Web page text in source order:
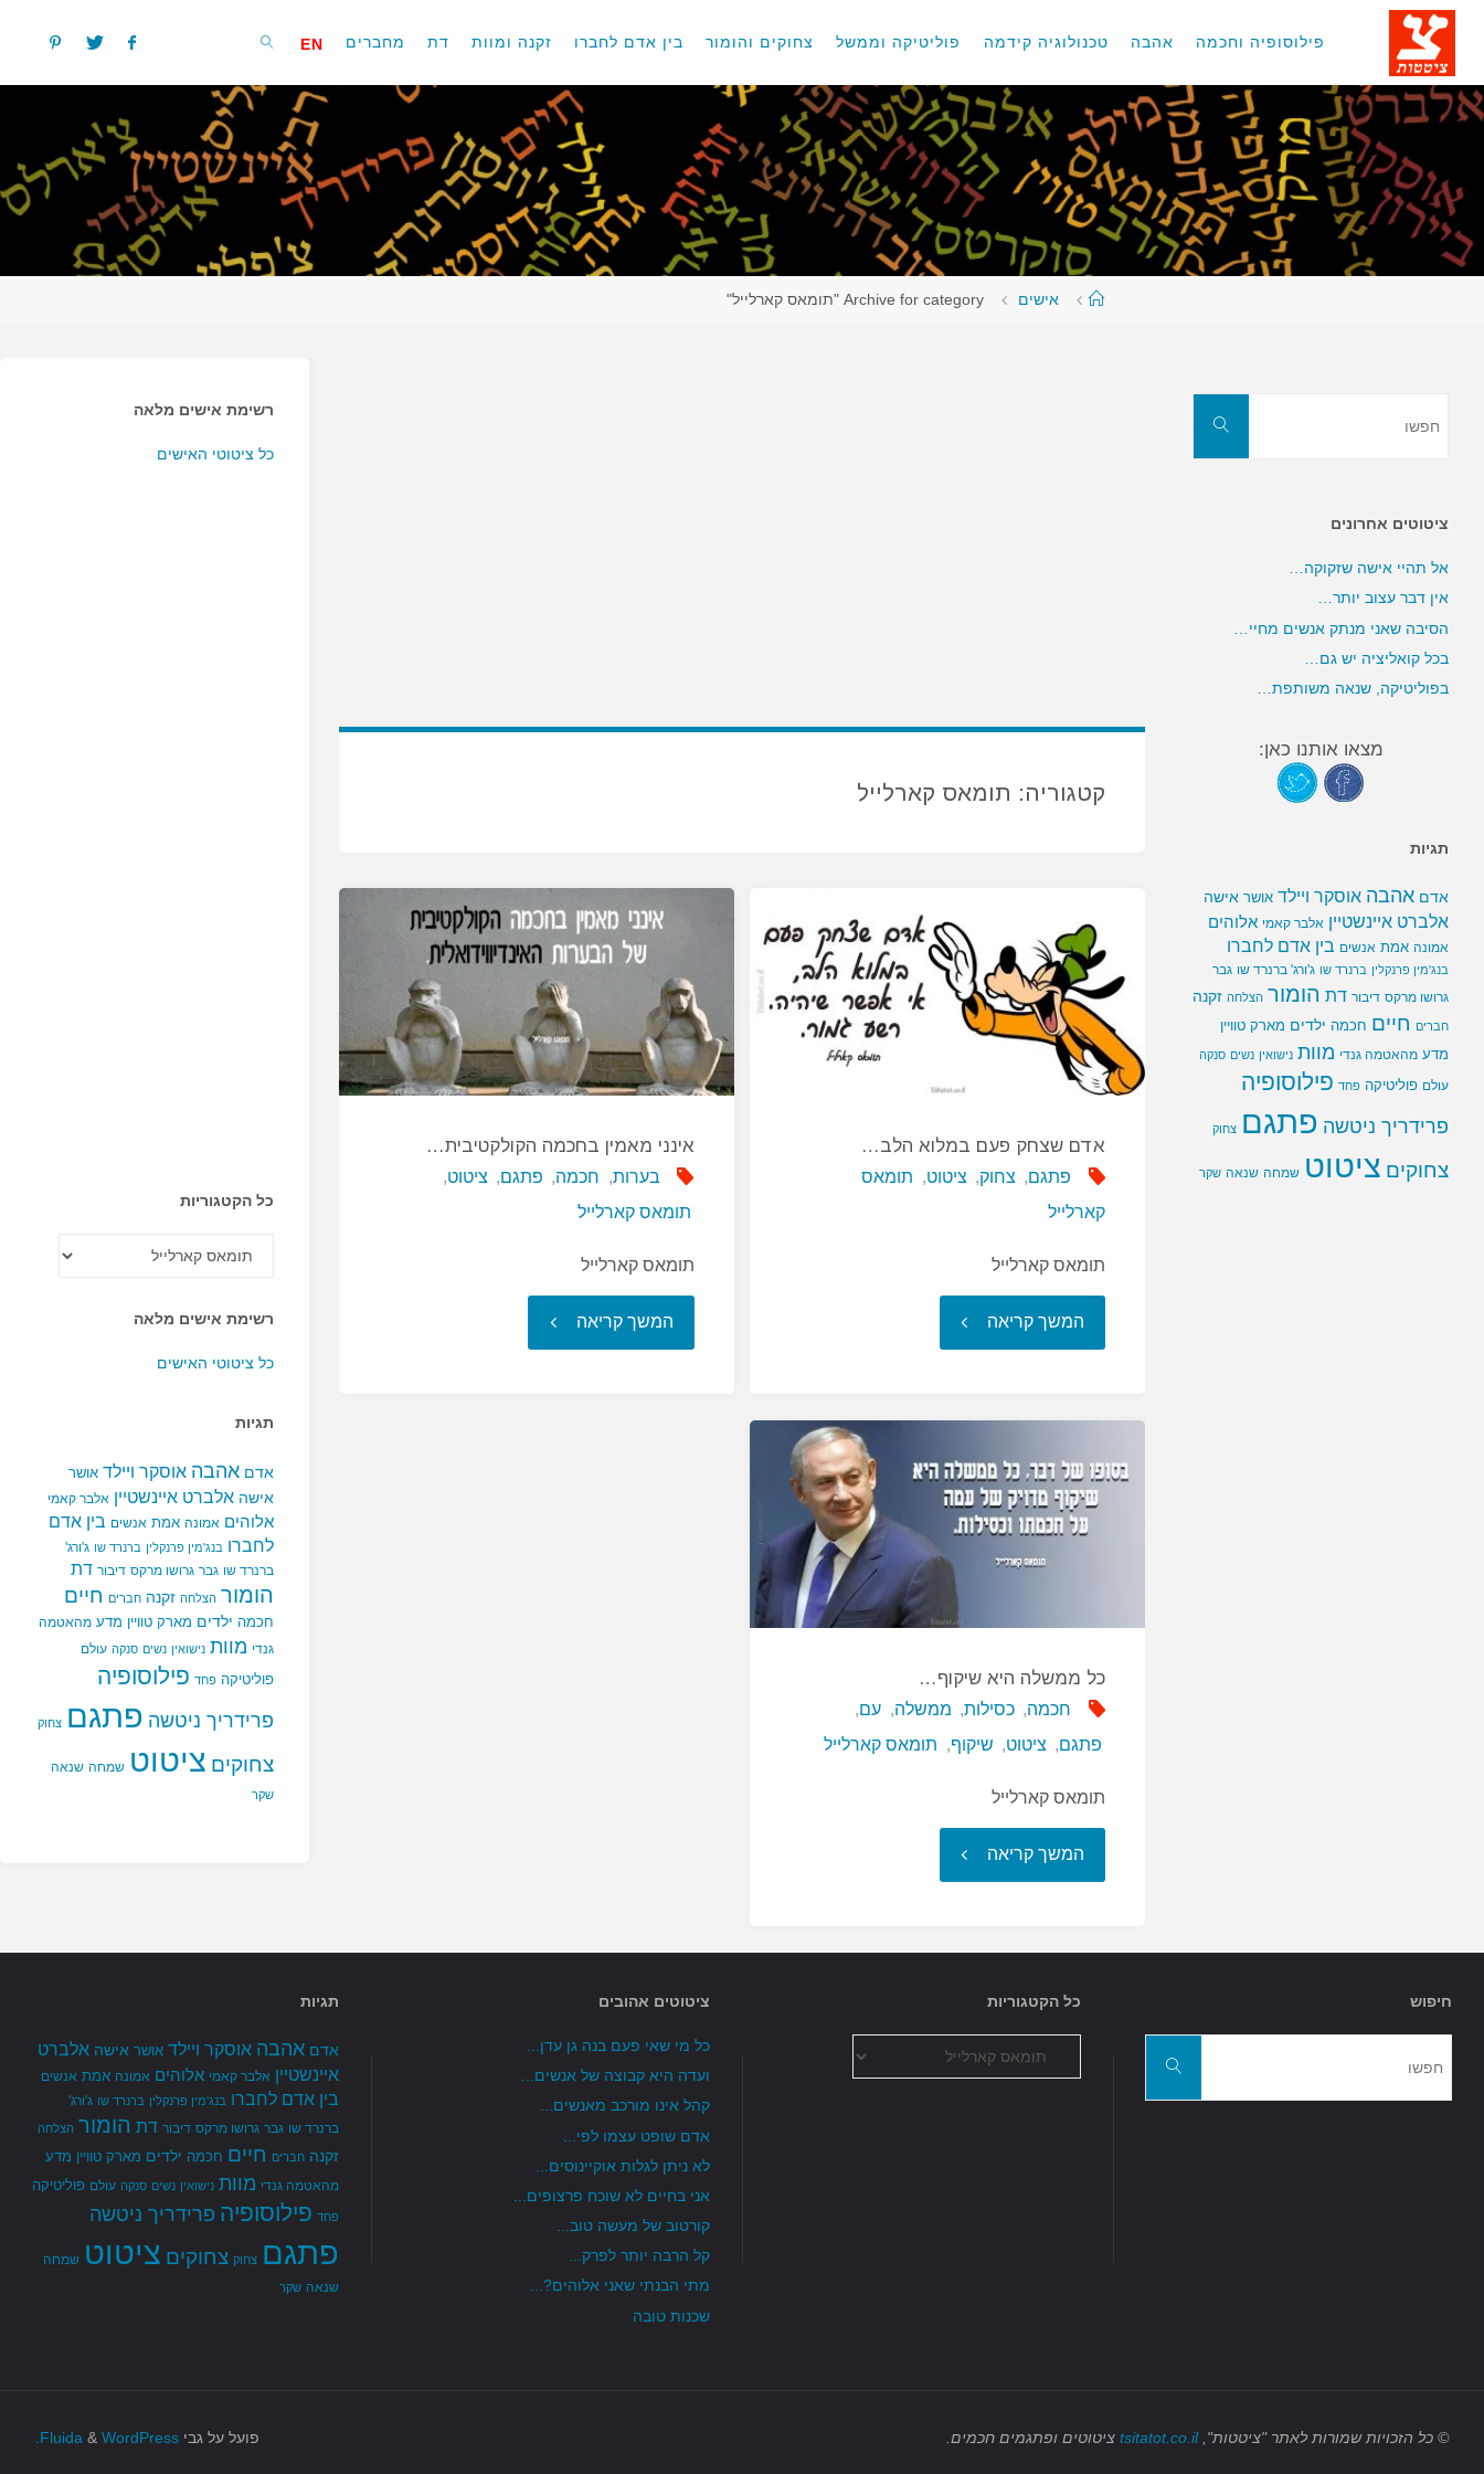
דלגו
פילוסופיה וחכמה אהבה טכנולוגיה קידמה פוליטיקה וממשל צחוקים והומור בין אדם לחברו זקנה ומוות דת מחברים EN
עמודאישים Archive for category "תומאס קארלייל"
קטגוריה: תומאס קארלייל
אדם שצחק פעם במלוא הלב…
פתגם, צחוק, ציטוט, תומאס
קארלייל
תומאס קארלייל
המשך קריאה"אדם
פעם
במלוא
הלב…"
אינני מאמין בחכמה הקולקטיבית…
בערות, חכמה, פתגם, ציטוט,
תומאס קארלייל
תומאס קארלייל
המשך קריאה "אינני
כל ממשלה היא שיקוף…
חכמה, כסילות, ממשלה, עם,
פתגם, ציטוט, שיקוף, תומאס קארלייל
תומאס קארלייל
המשך קריאה"כל
היא
שיקוף…"
רשימת אישים מלאה
כל ציטוטי האישים
כל הקטגוריות
הקטגוריות
רשימת אישים מלאה
כל ציטוטי האישים
תגיות
אדם אהבה אוסקר ויילד אושר
אישה אלברט איינשטיין אלבר קאמי
אלוהים אמונה אמת אנשים בין אדם
לחברו בנג'מין פרנקלין ברנרד שו ג'ורג'
ברנרד שו גבר גרושו מרקס דיבור דת
הומור הצלחה זקנה חברים חיים
חכמה ילדים מארק טוויין מדע מהאטמה
גנדי מוות נישואין נשים סנקה עולם
פוליטיקה פחד פילוסופיה
פרידריך ניטשה פתגם צחוק
צחוקים ציטוט שמחה שנאה
שקר
חפשו
ציטוטים אחרונים
אל תהיי אישה שזקוקה…
אין דבר עצוב יותר…
הסיבה שאני מנתק אנשים מחיי…
בכל קואליציה יש גם…
בפוליטיקה, שנאה משותפת…
מצאו אותנו כאן:
תגיות
אדם אהבה אוסקר ויילד אושר אישה
אלברט איינשטיין אלבר קאמי אלוהים
אמונה אמת אנשים בין אדם לחברו
בנג'מין פרנקלין ברנרד שו ג'ורג' ברנרד שו גבר
גרושו מרקס דיבור דת הומור הצלחה זקנה
חברים חיים חכמה ילדים מארק טוויין
מדע מהאטמה גנדי מוות נישואין נשים סנקה
עולם פוליטיקה פחד פילוסופיה
פרידריך ניטשה פתגם צחוק
צחוקים ציטוט שמחה שנאה שקר
חיפוש
חפשו
כל הקטגוריות
הקטגוריות
ציטוטים אהובים
כל מי שאי פעם בנה גן עדן...
ועדה היא קבוצה של אנשים...
קהל אינו מורכב מאנשים...
אדם שופט עצמו לפי...
לא ניתן לגלות אוקיינוסים...
אני בחיים לא שוכח פרצופים...
קורטוב של מעשה טוב...
קל הרבה יותר לפרק...
מתי הבנתי שאני אלוהים?...
שכנות טובה
תגיות
אדם אהבה אוסקר ויילד אושר אישה אלברט
איינשטיין אלבר קאמי אלוהים אמונה אמת אנשים
בין אדם לחברו בנג'מין פרנקלין ברנרד שו ג'ורג'
ברנרד שו גבר גרושו מרקס דיבור דת הומור הצלחה
זקנה חברים חיים חכמה ילדים מארק טוויין מדע
מהאטמה גנדי מוות נישואין נשים סנקה עולם פוליטיקה
פחד פילוסופיה פרידריך ניטשה
פתגם צחוק צחוקים ציטוט שמחה
שנאה שקר
© כל הזכויות שמורותלאתר "ציטטות",tsitatot.co.il ציטוטים ופתגמים חכמים. פועל על גבי & WordPress.